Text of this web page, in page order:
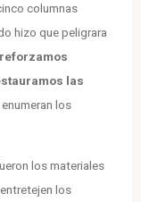
columnas
hizo que peligrara
las
enumeran los
los materiales
los